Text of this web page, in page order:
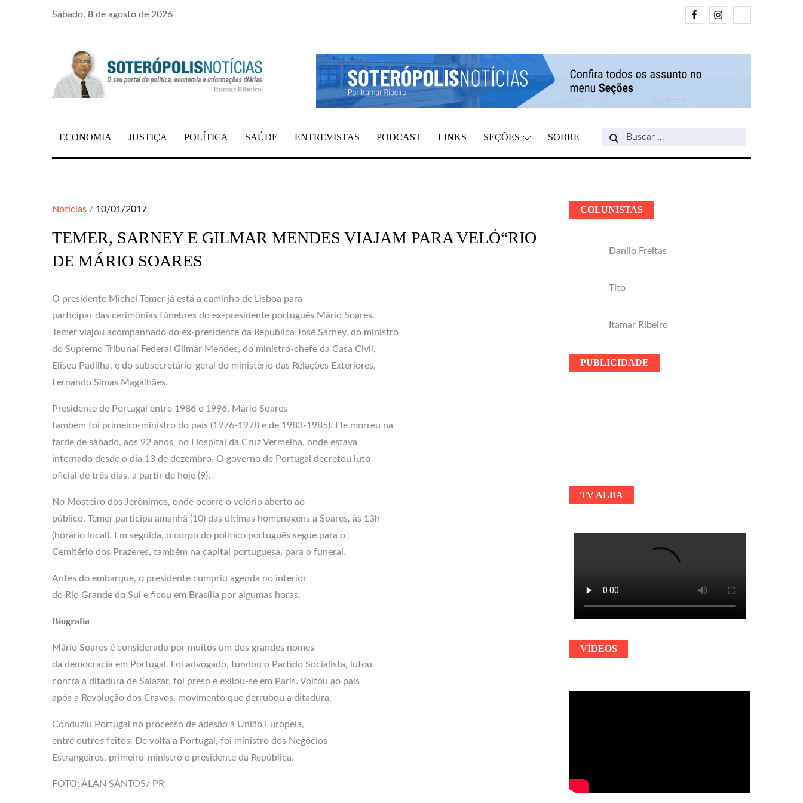
Sábado, 8 de agosto de 2026 FacebookInstagram
SOTERÓPOLIS NOTÍCIAS
PORTAL DE NOTÍCIAS DE SALVADOR E REGIÃO, POR ITAMAR RIBEIRO
ECONOMIA JUSTIÇA POLÍTICA SAÚDE ENTREVISTAS PODCAST LINKS SEÇÕES SOBRE
Search
Notícias
Posted
10/01/2017
TEMER, SARNEY E GILMAR MENDES VIAJAM PARA VELÓ“RIO
DE MÁRIO SOARES
O presidente Michel Temer já está a caminho de Lisboa para
participar das cerimônias fúnebres do ex-presidente português Mário Soares.
Temer viajou acompanhado do ex-presidente da República José Sarney, do ministro
do Supremo Tribunal Federal Gilmar Mendes, do ministro-chefe da Casa Civil,
Eliseu Padilha, e do subsecretário-geral do ministério das Relações Exteriores,
Fernando Simas Magalhães.
Presidente de Portugal entre 1986 e 1996, Mário Soares
também foi primeiro-ministro do país (1976-1978 e de 1983-1985). Ele morreu na
tarde de sábado, aos 92 anos, no Hospital da Cruz Vermelha, onde estava
internado desde o dia 13 de dezembro. O governo de Portugal decretou luto
oficial de três dias, a partir de hoje (9).
No Mosteiro dos Jerônimos, onde ocorre o velório aberto ao
público, Temer participa amanhã (10) das últimas homenagens a Soares, às 13h
(horário local). Em seguida, o corpo do político português segue para o
Cemitério dos Prazeres, também na capital portuguesa, para o funeral.
Antes do embarque, o presidente cumpriu agenda no interior
do Rio Grande do Sul e ficou em Brasília por algumas horas.
Biografia
Mário Soares é considerado por muitos um dos grandes nomes
da democracia em Portugal. Foi advogado, fundou o Partido Socialista, lutou
contra a ditadura de Salazar, foi preso e exilou-se em Paris. Voltou ao país
após a Revolução dos Cravos, movimento que derrubou a ditadura.
Conduziu Portugal no processo de adesão à União Europeia,
entre outros feitos. De volta a Portugal, foi ministro dos Negócios
Estrangeiros, primeiro-ministro e presidente da República.
FOTO: ALAN SANTOS/ PR
COLUNISTAS
Danilo Freitas
Tito
Itamar Ribeiro
PUBLICIDADE
TV ALBA
VÍDEOS